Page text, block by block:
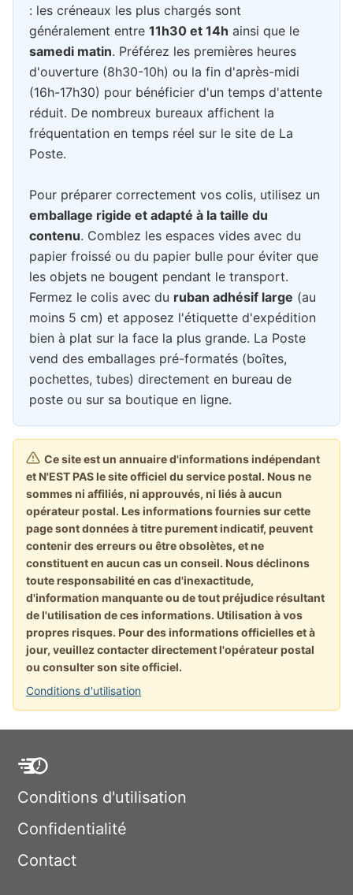
: les créneaux les plus chargés sont
généralement entre 11h30 et 14h ainsi que le
samedi matin. Préférez les premières heures
d'ouverture (8h30-10h) ou la fin d'après-midi
(16h-17h30) pour bénéficier d'un temps d'attente
réduit. De nombreux bureaux affichent la
fréquentation en temps réel sur le site de La
Poste.
Pour préparer correctement vos colis, utilisez un
emballage rigide et adapté à la taille du
contenu. Comblez les espaces vides avec du
papier froissé ou du papier bulle pour éviter que
les objets ne bougent pendant le transport.
Fermez le colis avec du ruban adhésif large (au
moins 5 cm) et apposez l'étiquette d'expédition
bien à plat sur la face la plus grande. La Poste
vend des emballages pré-formatés (boîtes,
pochettes, tubes) directement en bureau de
poste ou sur sa boutique en ligne.
Ce site est un annuaire d'informations indépendant
et N'EST PAS le site officiel du service postal. Nous ne
sommes ni affiliés, ni approuvés, ni liés à aucun
opérateur postal. Les informations fournies sur cette
page sont données à titre purement indicatif, peuvent
contenir des erreurs ou être obsolètes, et ne
constituent en aucun cas un conseil. Nous déclinons
toute responsabilité en cas d'inexactitude,
d'information manquante ou de tout préjudice résultant
de l'utilisation de ces informations. Utilisation à vos
propres risques. Pour des informations officielles et à
jour, veuillez contacter directement l'opérateur postal
ou consulter son site officiel.
Conditions d'utilisation
Conditions d'utilisation
Confidentialité
Contact